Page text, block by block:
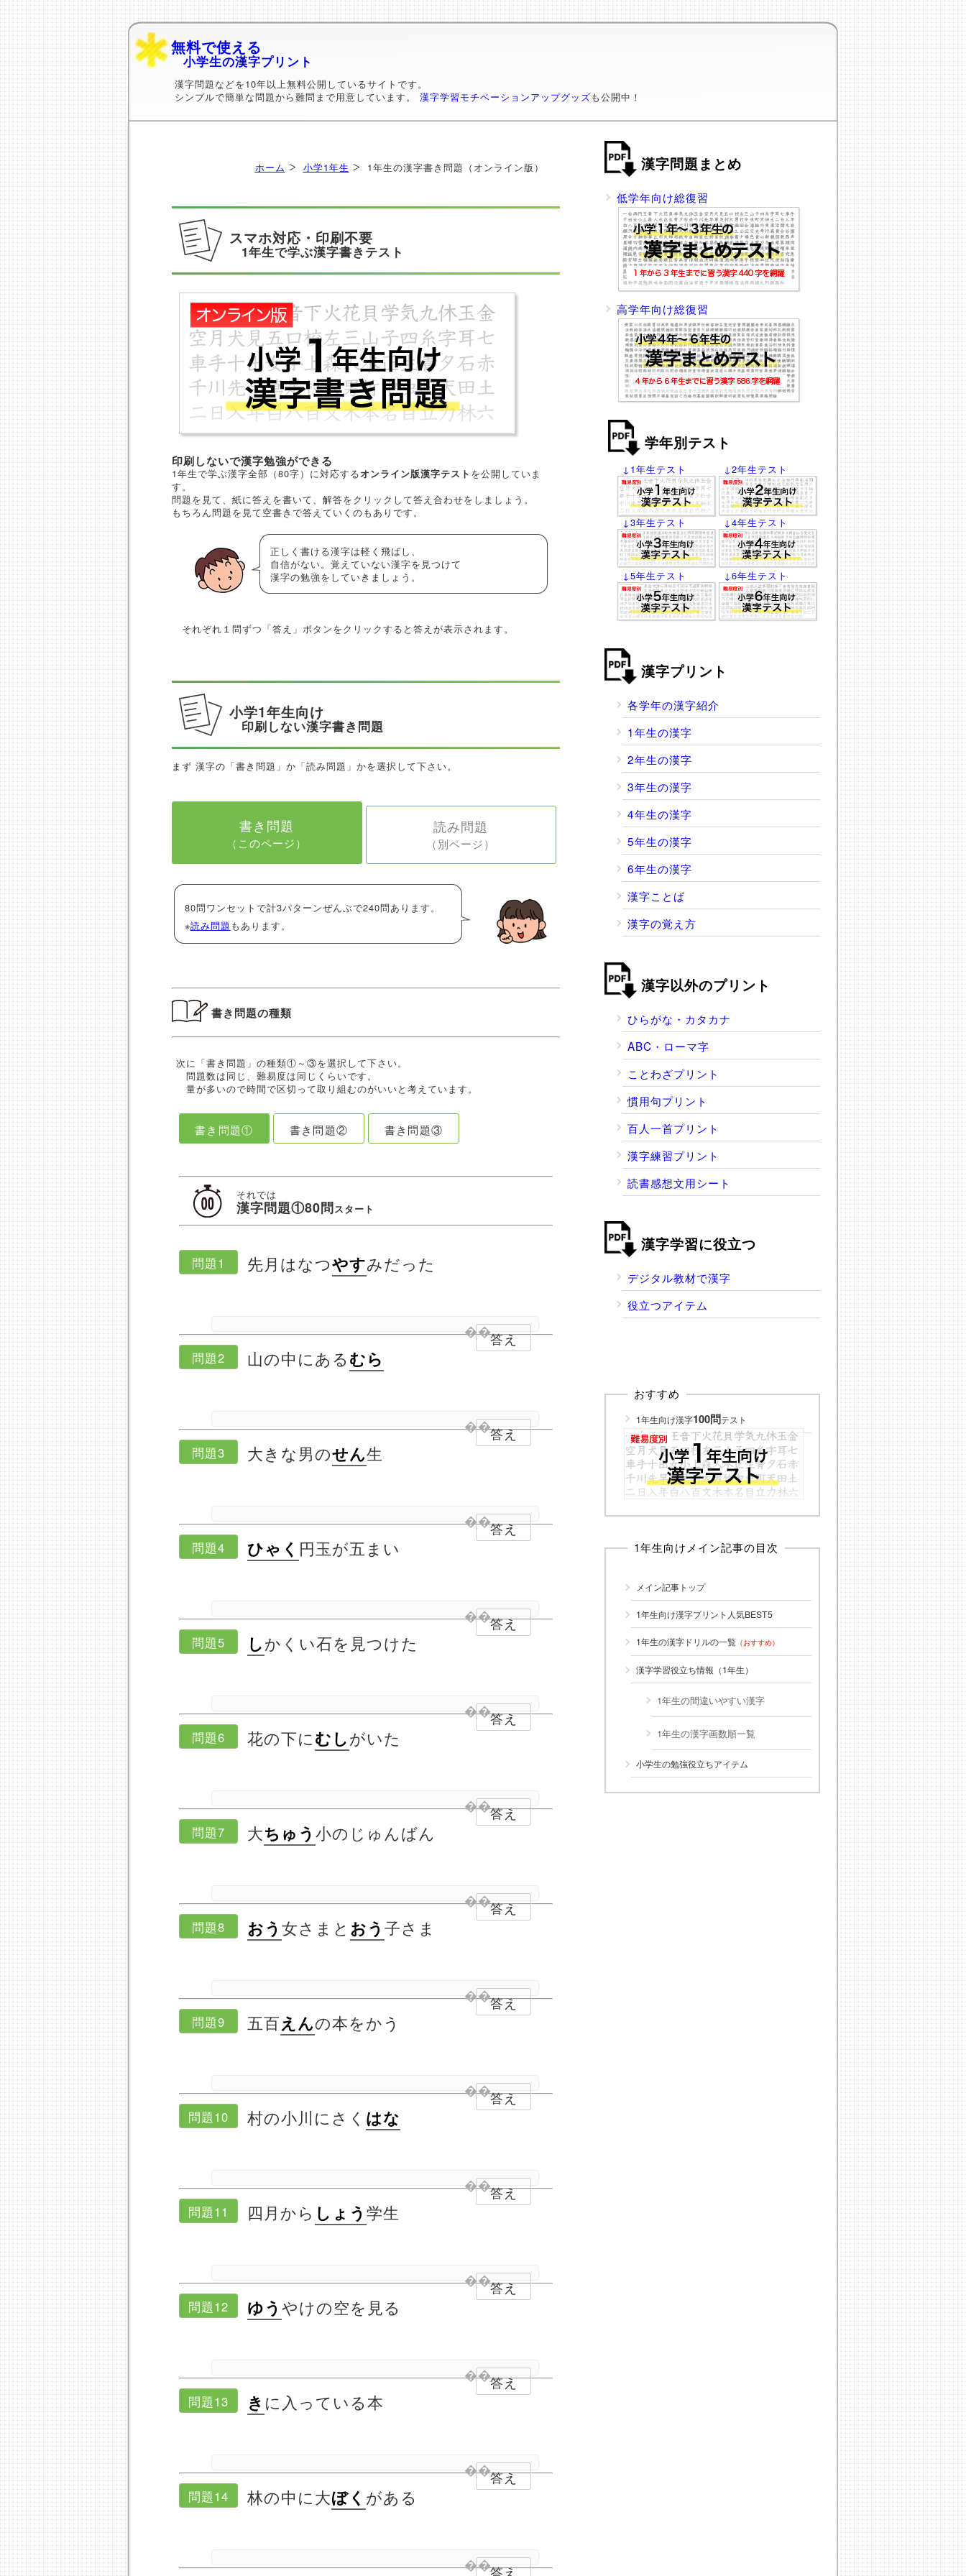
無料で使える
小学生の漢字プリント
漢字問題などを10年以上無料公開しているサイトです。
シンプルで簡単な問題から難問まで用意しています。
漢字学習モチベーションアップグッズも公開中！
漢字問題まとめ
低学年向け総復習
高学年向け総復習
学年別テスト
↓1年生テスト ↓2年生テスト
↓3年生テスト ↓4年生テスト
↓5年生テスト ↓6年生テスト
漢字プリント
各学年の漢字紹介
1年生の漢字
2年生の漢字
3年生の漢字
4年生の漢字
5年生の漢字
6年生の漢字
漢字ことば
漢字の覚え方
漢字以外のプリント
ひらがな・カタカナ
ABC・ローマ字
ことわざプリント
慣用句プリント
百人一首プリント
漢字練習プリント
読書感想文用シート
漢字学習に役立つ
デジタル教材で漢字
役立つアイテム
おすすめ
1年生向け漢字100問テスト
1年生向けメイン記事の目次
メイン記事トップ
1年生向け漢字プリント人気BEST5
1年生の漢字ドリルの一覧（おすすめ）
漢字学習役立ち情報（1年生）
1年生の間違いやすい漢字
1年生の漢字画数順一覧
小学生の勉強役立ちアイテム
ホーム 小学1年生 1年生の漢字書き問題（オンライン版）
スマホ対応・印刷不要
1年生で学ぶ漢字書きテスト
印刷しないで漢字勉強ができる
1年生で学ぶ漢字全部（80字）に対応するオンライン版漢字テスト を公開していま
す。
問題を見て、紙に答えを書いて、解答をクリックして答え合わせをしましょう。
もちろん問題を見て空書きで答えていくのもありです。
正しく書ける漢字は軽く飛ばし、
自信がない。覚えていない漢字を見つけて
漢字の勉強をしていきましょう。
それぞれ１問ずつ「答え」ボタンをクリックすると答えが表示されます。
小学1年生向け
印刷しない漢字書き問題
まず 漢字の「書き問題」か「読み問題」かを選択して下さい。
書き問題
（このページ）
読み問題
（別ページ）
80問ワンセットで計3パターンぜんぶで240問あります。
※読み問題 もあります。
書き問題の種類
次に「書き問題」の種類①～③を選択して下さい。
問題数は同じ、難易度は同じくらいです。
量が多いので時間で区切って取り組むのがいいと考えています。
書き問題① 書き問題② 書き問題③
それでは
漢字問題①80問スタート
問題1 先月はなつやすみだった
答え
問題2 山の中にあるむら
答え
問題3 大きな男のせん生
答え
問題4 ひゃく 円玉が五まい
答え
問題5 しかくい石を見つけた
答え
問題6 花の下にむしがいた
答え
問題7 大ちゅう 小のじゅんばん
答え
問題8 おう 女さまと おう 子さま
答え
問題9 五百えんの本をかう
答え
問題10 村の小川にさく はな
答え
問題11 四月から しょう 学生
答え
問題12 ゆう やけの空を見る
答え
問題13 き に入っている本
答え
問題14 林の中に大ぼく がある
答え